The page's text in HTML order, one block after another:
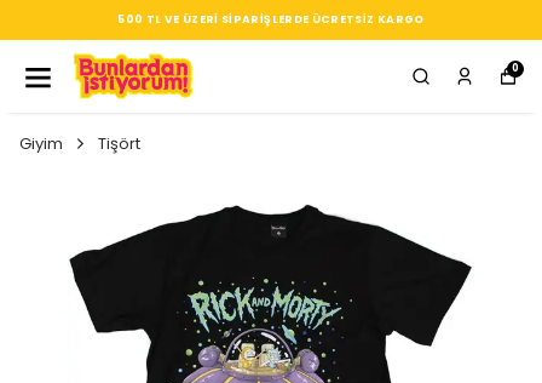
SEÇTIĞIN HER ÜRÜN, TARZINA DAIR
0
Giyim Tişört